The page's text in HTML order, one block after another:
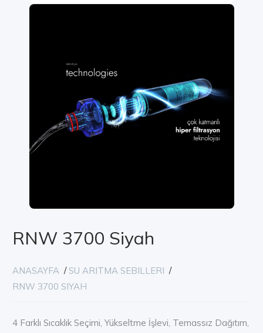
RNW 3700 Siyah
ANASAYFA / SU ARITMA SEBILLERI /
RNW 3700 SIYAH
4 Farklı Sıcaklık Seçimi, Yükseltme İşlevi, Temassız Dağıtım,